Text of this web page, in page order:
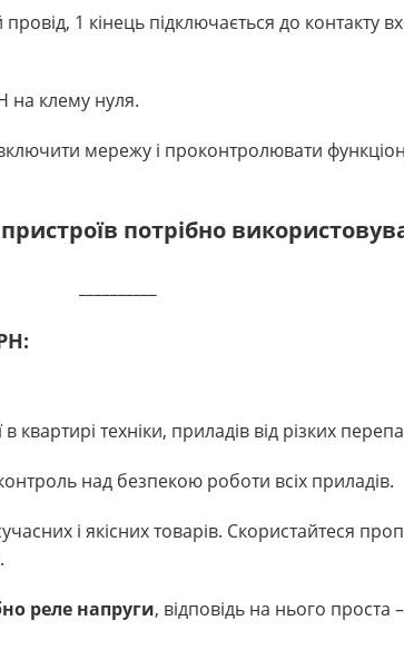
провід, 1 кінець підключається до контакту
на клему нуля.
мережу і проконтролювати
потрібно
квартирі техніки, приладів від різких
над безпекою роботи всіх приладів.
і якісних товарів. Скористайтеся
реле напруги, відповідь на нього проста